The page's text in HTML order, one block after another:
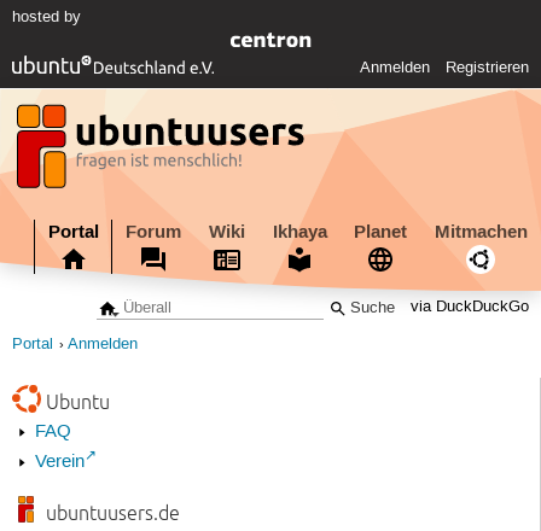
hosted by
Anmelden Registrieren
Portal Forum Wiki Ikhaya Planet Mitmachen
via DuckDuckGo
Portal Anmelden
Ubuntu
FAQ
Verein
ubuntuusers.de